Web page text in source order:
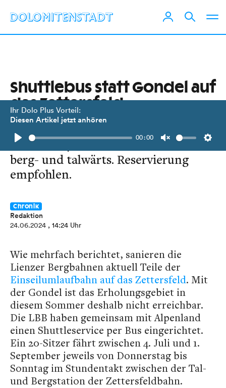
Ihr Dolo Plus Vorteil:
Diesen Artikel jetzt anhören
Play
00:00
Unmute
Shuttlebus statt Gondel auf
das Zettersfeld
Die Seilbahn wird saniert. 20-Sitzer
fahren ab 4. Juli im Stundentakt
berg- und talwärts. Reservierung
empfohlen.
Chronik
Redaktion
24.06.2024 , 14:24 Uhr
Wie mehrfach berichtet, sanieren die
Lienzer Bergbahnen aktuell Teile der
Einseilumlaufbahn auf das Zettersfeld. Mit
der Gondel ist das Erholungsgebiet in
diesem Sommer deshalb nicht erreichbar.
Die LBB haben gemeinsam mit Alpenland
einen Shuttleservice per Bus eingerichtet.
Ein 20-Sitzer fährt zwischen 4. Juli und 1.
September jeweils von Donnerstag bis
Sonntag im Stundentakt zwischen der Tal-
und Bergstation der Zettersfeldbahn.